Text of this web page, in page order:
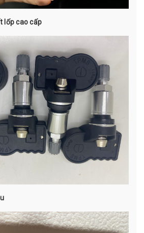
lốp cao cấp